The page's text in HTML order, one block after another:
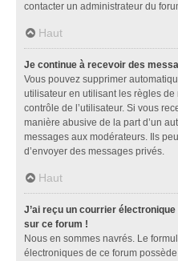
contacter un administrateur du
Haut
Je continue à recevoir des
Vous pouvez supprimer
utilisateur en utilisant les règles
contrôle de l’utilisateur. Si vous
manière abusive de la part d’un
messages aux modérateurs. Ils
d’envoyer des messages privés.
Haut
J’ai reçu un courrier
sur ce forum !
Nous en sommes navrés. Le
électroniques de ce forum